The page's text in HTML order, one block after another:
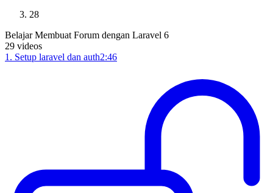
28
Belajar Membuat Forum dengan Laravel 6
29 videos
1 . Setup laravel dan auth2:46